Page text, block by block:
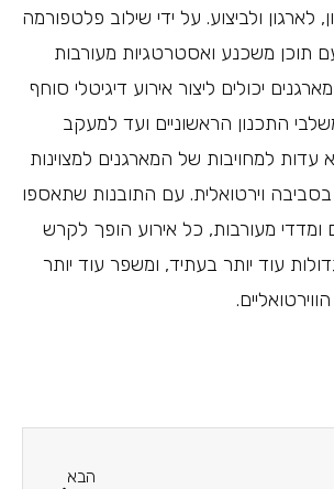
לארגון ולביצוע. על ידי שילוב פלטפורמה
תוכן משכנע ואסטרטגיות מעורבות
יכולים ליצור אירוע דיגיטלי סוחף
התכנון הראשוניים ועד למעקב
עדות למחויבות של המארגנים למצוינות
וירטואלית. עם התובנות שתאספו
מעורבות, כל אירוע הופך לקרש
עוד יותר בעתיד, ומשפר עוד יותר
הבא